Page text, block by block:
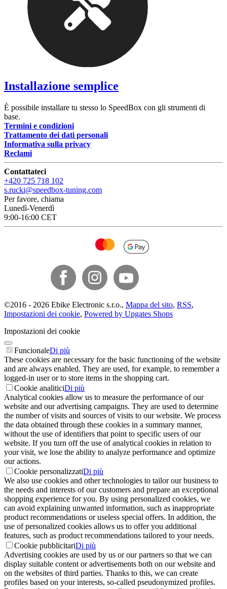
Installazione semplice
È possibile installare tu stesso lo SpeedBox con gli strumenti di
base.
Termini e condizioni
Trattamento dei dati personali
Informativa sulla privacy
Reclami
Contattateci
+420 725 718 102
s.rucki@speedbox-tuning.com
Per favore, chiama
Lunedì-Venerdì
9:00-16:00 CET
©2016 - 2026 Ebike Electronic s.r.o., Mappa del sito, RSS,
Impostazioni dei cookie, Powered by Upgates Shops
Impostazioni dei cookie
FuncionaleDi più
These cookies are necessary for the basic functioning of the website
and are always enabled. They are used, for example, to remember a
logged-in user or to store items in the shopping cart.
Cookie analiticiDi più
Analytical cookies allow us to measure the performance of our
website and our advertising campaigns. They are used to determine
the number of visits and sources of visits to our website. We process
the data obtained through these cookies in a summary manner,
without the use of identifiers that point to specific users of our
website. If you turn off the use of analytical cookies in relation to
your visit, we lose the ability to analyze performance and optimize
our actions.
Cookie personalizzatiDi più
We also use cookies and other technologies to tailor our business to
the needs and interests of our customers and prepare an exceptional
shopping experience for you. By using personalized cookies, we
can avoid explaining unwanted information, such as inappropriate
product recommendations or useless special offers. In addition, the
use of personalized cookies allows us to offer you additional
features, such as product recommendations tailored to your needs.
Cookie pubblicitariDi più
Advertising cookies are used by us or our partners so that we can
display suitable content or advertisements both on our website and
on the websites of third parties. Thanks to this, we can create
profiles based on your interests, so-called pseudonymized profiles.